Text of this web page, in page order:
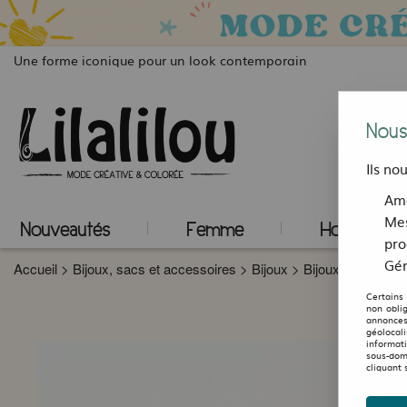
Une forme iconique pour un look contemporain
Nouveautés Femme Homme
Accueil > Bijoux, sacs et accessoires > Bijoux > Bijoux Fredillon
Ils
Certains
non
sous-
cliquant